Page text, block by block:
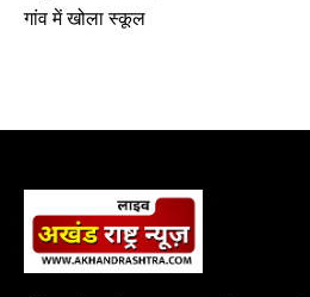
गांव में खोला स्कूल